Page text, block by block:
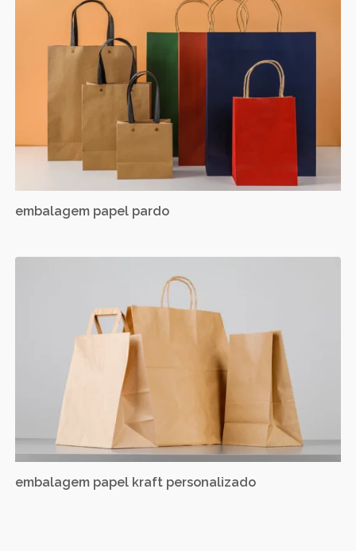
embalagem papel pardo
embalagem papel kraft personalizado